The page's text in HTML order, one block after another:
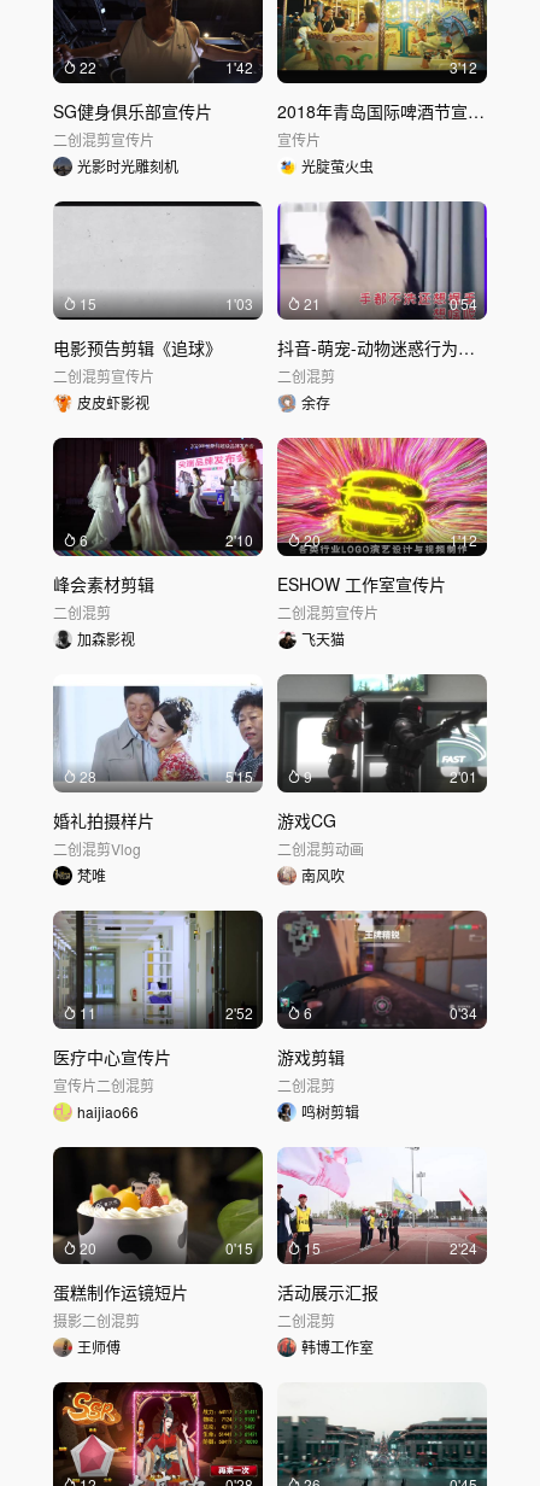
22 1'42
SG健身俱乐部宣传片
二创混剪宣传片
光影时光雕刻机
3'12
2018年青岛国际啤酒节宣传片
宣传片
光腚萤火虫
15 1'03
电影预告剪辑《追球》
二创混剪宣传片
皮皮虾影视
21 0'54
抖音-萌宠-动物迷惑行为第2期-跨界交流
二创混剪
余存
6 2'10
峰会素材剪辑
二创混剪
加森影视
20 1'12
ESHOW 工作室宣传片
二创混剪宣传片
飞天猫
28 5'15
婚礼拍摄样片
二创混剪Vlog
梵唯
9 2'01
游戏CG
二创混剪动画
南风吹
11 2'52
医疗中心宣传片
宣传片二创混剪
haijiao66
6 0'34
游戏剪辑
二创混剪
鸣树剪辑
20 0'15
蛋糕制作运镜短片
摄影二创混剪
王师傅
15 2'24
活动展示汇报
二创混剪
韩博工作室